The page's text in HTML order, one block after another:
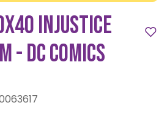
INJUSTICE
- DC COMICS